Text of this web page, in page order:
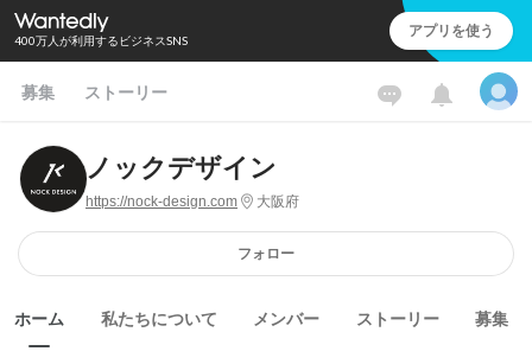
400万人が利用するビジネスSNS アプリを使う
募集 ストーリー
ノックデザイン
https://nock-design.com 大阪府
フォロー
ホーム 私たちについて メンバー ストーリー 募集